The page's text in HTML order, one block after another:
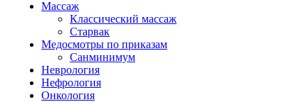
Массаж
Классический массаж
Старвак
Медосмотры по приказам
Санминимум
Неврология
Нефрология
Онкология